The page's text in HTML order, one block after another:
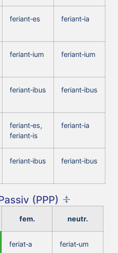
feriant‑es feriant‑ia
feriant‑ium feriant‑ium
feriant‑ibus feriant‑ibus
feriant‑es,
feriant‑is
feriant‑ia
feriant‑ibus feriant‑ibus
(PPP)
fem. neutr.
feriat‑a feriat‑um